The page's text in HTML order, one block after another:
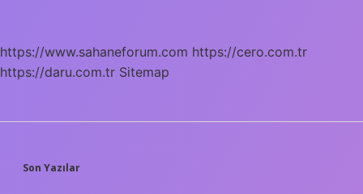
https://www.sahaneforum.com https://cero.com.tr
https://daru.com.tr Sitemap
SIDEBAR
Son Yazılar